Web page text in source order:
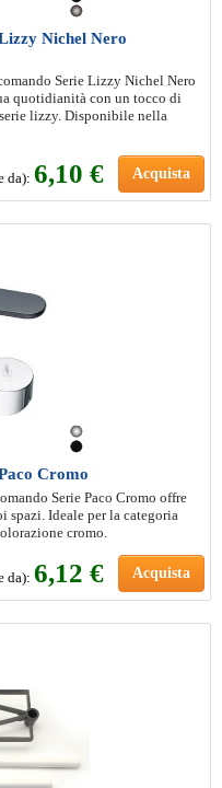
Nichel Nero
Serie Lizzy Nichel Nero
quotidianità con un tocco di
lizzy. Disponibile nella
da): 6,10 € Acquista
Cromo
Serie Paco Cromo offre
spazi. Ideale per la categoria
cromo.
da): 6,12 € Acquista